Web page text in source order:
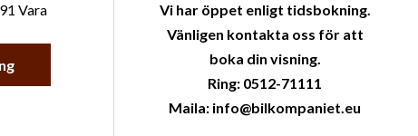
Vara
Vi har öppet enligt tidsbokning.
Vänligen kontakta oss för att
boka din visning.
Ring: 0512-71111
Maila: info@bilkompaniet.eu